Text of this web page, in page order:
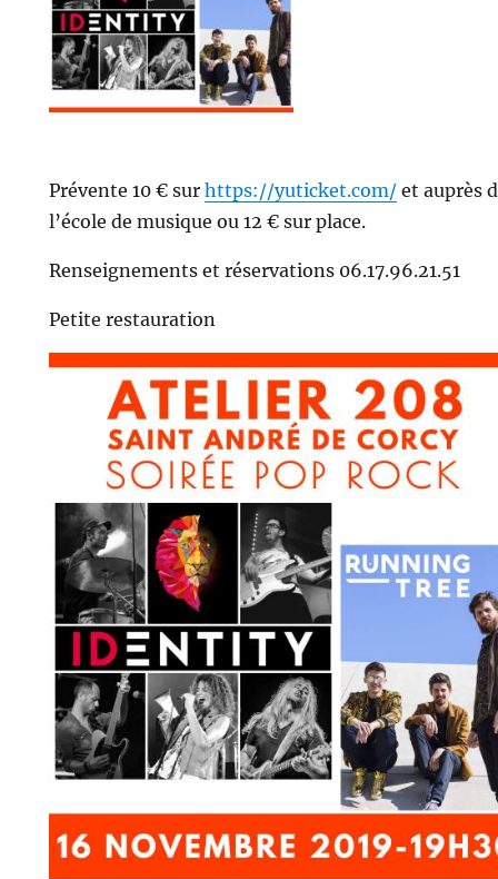
Prévente 10 € sur https://yuticket.com/et auprès
l’école de musique ou 12 € sur place.
Renseignements et réservations 06.17.96.21.51
Petite restauration